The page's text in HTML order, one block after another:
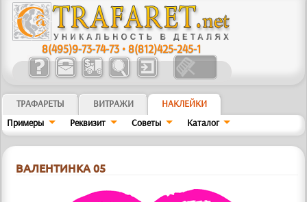
8(495)9-73-74-73 •8(812)425-245-1
ТРАФАРЕТЫ ВИТРАЖИ
НАКЛЕЙКИ
Примеры
Реквизит Советы Kaтaлoг
ВАЛЕНТИНКА 05